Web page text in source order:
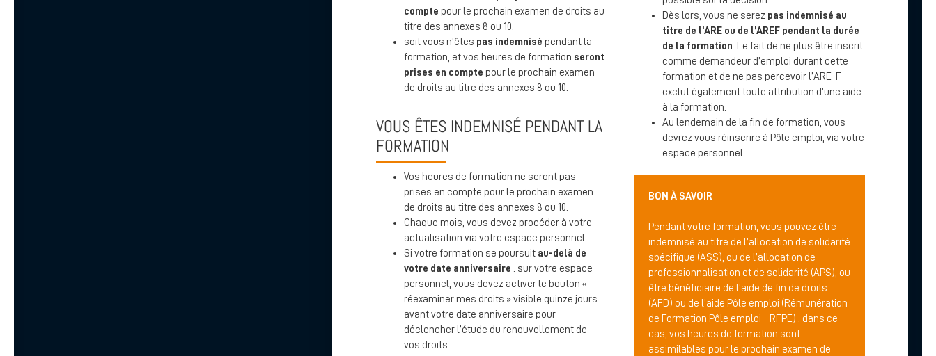
compte pour le prochain examen de droits au
titre des annexes 8 ou 10.
soit vous n’êtes pas indemnisé pendant la
formation, et vos heures de formation seront
prises en compte pour le prochain examen
de droits au titre des annexes 8 ou 10.
VOUS ÊTES INDEMNISÉ PENDANT LA
FORMATION
Vos heures de formation ne seront pas
prises en compte pour le prochain examen
de droits au titre des annexes 8 ou 10.
Chaque mois, vous devez procéder à votre
actualisation via votre espace personnel.
Si votre formation se poursuit au-delà de
votre date anniversaire : sur votre espace
personnel, vous devez activer le bouton «
réexaminer mes droits » visible quinze jours
avant votre date anniversaire pour
déclencher l’étude du renouvellement de
vos droits
Dès lors, vous ne serez pas indemnisé au
titre de l’ARE ou de l’AREF pendant la durée
de la formation. Le fait de ne plus être inscrit
comme demandeur d’emploi durant cette
formation et de ne pas percevoir l’ARE-F
exclut également toute attribution d’une aide
à la formation.
Au lendemain de la fin de formation, vous
devrez vous réinscrire à Pôle emploi, via votre
espace personnel.
BON À SAVOIR
Pendant votre formation, vous pouvez être
indemnisé au titre de l’allocation de solidarité
spécifique (ASS), ou de l’allocation de
professionnalisation et de solidarité (APS), ou
être bénéficiaire de l’aide de fin de droits
(AFD) ou de l’aide Pôle emploi (Rémunération
de Formation Pôle emploi – RFPE) : dans ce
cas, vos heures de formation sont
assimilables pour le prochain examen de